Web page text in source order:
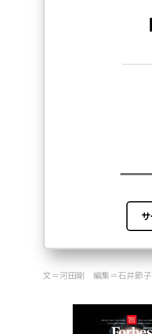
文＝河田剛 編集＝石井節子